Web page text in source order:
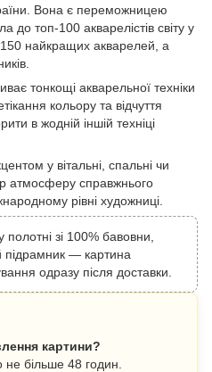
Вона є переможницею
до топ-100 акварелістів світу у
найкращих акварелей, а
тонкощі акварельної техніки
кольору та відчуття
в жодній іншій техніці
у вітальні, спальні чи
атмосферу справжнього
рівні художниці.
зі 100% бавовни,
підрамник — картина
одразу після доставки.
картини?
не більше 48 годин.